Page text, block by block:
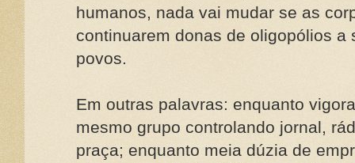
humanos, nada vai mudar se as
continuarem donas de oligopólios a
povos.
Em outras palavras: enquanto
mesmo grupo controlando jornal,
praça; enquanto meia dúzia de